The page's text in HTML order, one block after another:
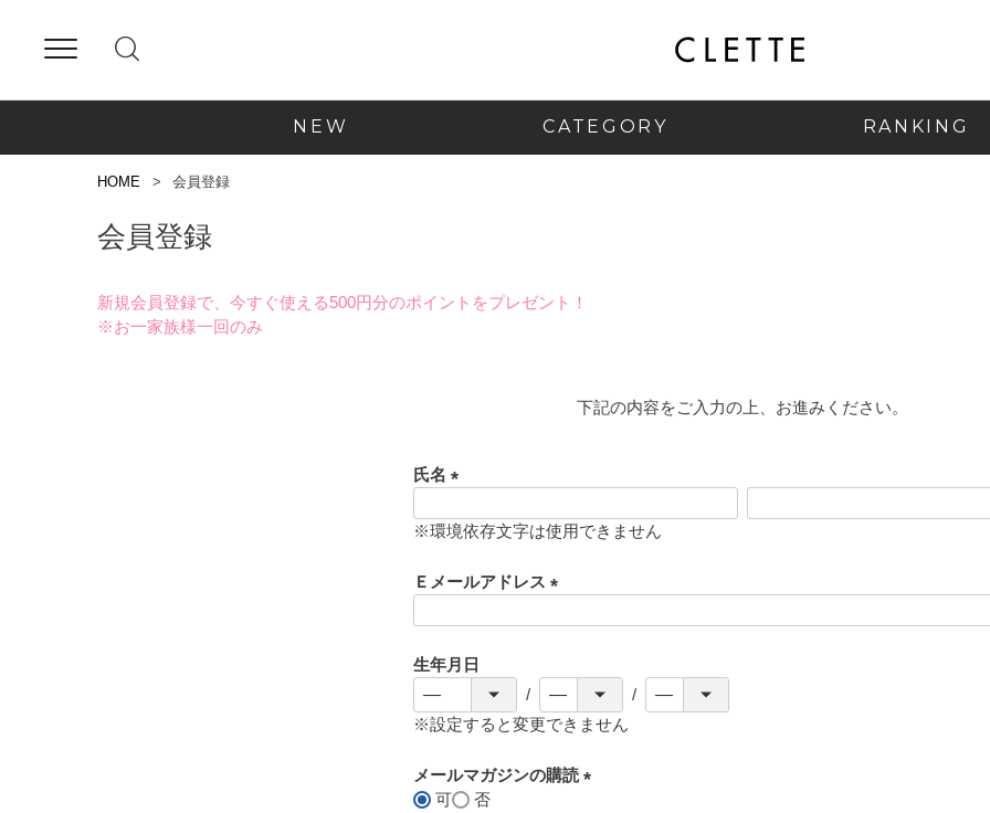
NEW CATEGORY RANKING
HOME 会員登録
会員登録
新規会員登録で、今すぐ使える500円分のポイントをプレゼント！
※お一家族様一回のみ
下記の内容をご入力の上、お進みください。
氏名
必
)
※環境依存文字は使用できません
Ｅメールアドレス
生年月日
※設定すると変更できません
メールマガジンの購読
可
否